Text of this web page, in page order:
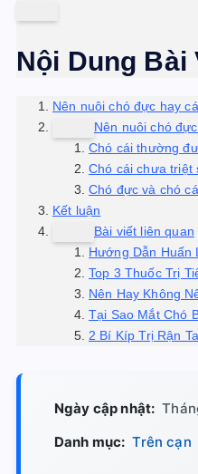
Nội Dung Bài
Nên nuôi chó đực hay
Nên nuôi chó
Chó cái thường
Chó cái chưa triệt
Chó đực và chó
Kết luận
Bài viết liên quan
Hướng Dẫn Huấn
Top 3 Thuốc Trị
Nên Hay Không
Tại Sao Mắt Chó
2 Bí Kíp Trị Rận
Ngày cập nhật:
Danh mục: Trên cạn